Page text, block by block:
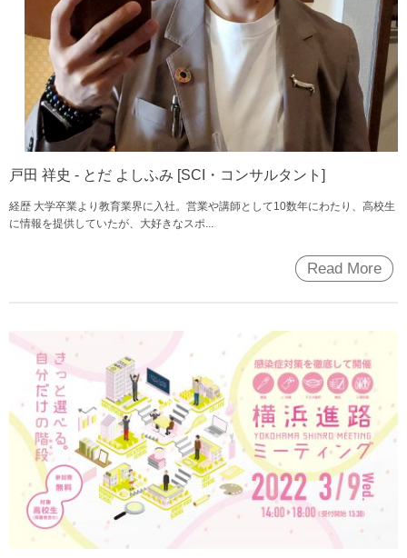
戸田 祥史 - とだ よしふみ [SCI・コンサルタント]
経歴 大学卒業より教育業界に入社。営業や講師として10数年にわたり、高校生
に情報を提供していたが、大好きなスポ...
Read More